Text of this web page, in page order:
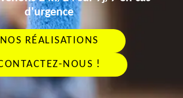
d'urgence
NOS RÉALISATIONS
NOUS !